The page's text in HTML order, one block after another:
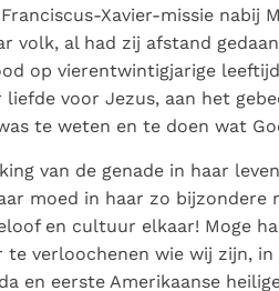
Xavier-missie nabij
volk, al had zij afstand
op vierentwintigjarige
voor Jezus, aan het
te weten en te doen wat
van de genade in haar
moed in haar zo bijzondere
en cultuur elkaar! Moge
verloochenen wie wij zijn,
en eerste Amerikaanse